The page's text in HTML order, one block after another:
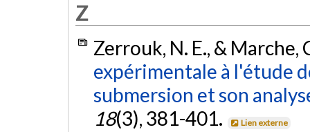
Z
Zerrouk, N. E., & Marche,
expérimentale à l'étude
submersion et son
18(3), 381-401. Lien externe